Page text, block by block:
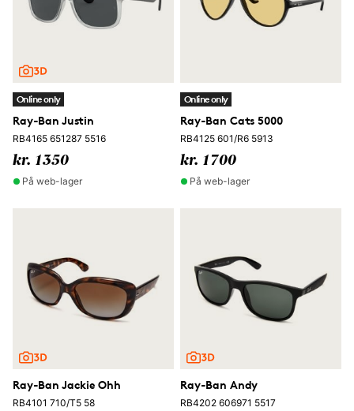
Online only
Ray-Ban Justin
RB4165 651287 5516
kr. 1350
På web-lager
Online only
Ray-Ban Cats 5000
RB4125 601/R6 5913
kr. 1700
På web-lager
Ray-Ban Jackie Ohh
RB4101 710/T5 58
Ray-Ban Andy
RB4202 606971 5517